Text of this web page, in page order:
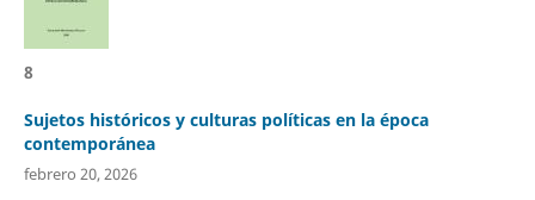
8
Sujetos históricos y culturas políticas en la época
contemporánea
febrero 20, 2026